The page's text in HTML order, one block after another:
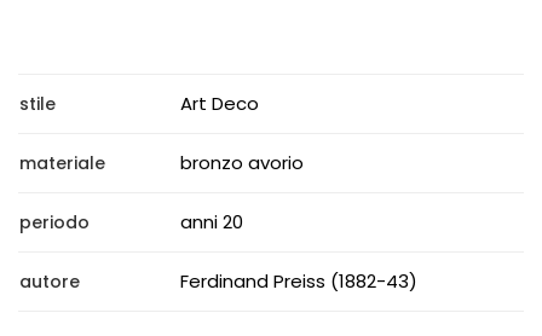
stile Art Deco
materiale bronzo avorio
periodo anni 20
autore Ferdinand Preiss (1882-43)